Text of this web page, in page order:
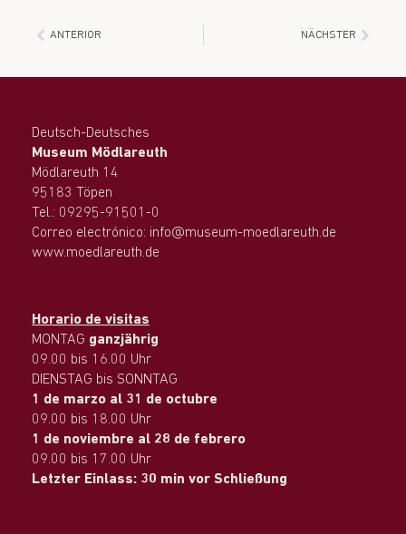
ANTERIOR NÄCHSTER
Deutsch-Deutsches
Museum Mödlareuth
Mödlareuth 14
95183 Töpen
Tel.: 09295-91501-0
Correo electrónico: info@museum-moedlareuth.de
www.moedlareuth.de
Horario de visitas
MONTAG ganzjährig
09.00 bis 16.00 Uhr
DIENSTAG bis SONNTAG
1 de marzo al 31 de octubre
09.00 bis 18.00 Uhr
1 de noviembre al 28 de febrero
09.00 bis 17.00 Uhr
Letzter Einlass: 30 min vor Schließung